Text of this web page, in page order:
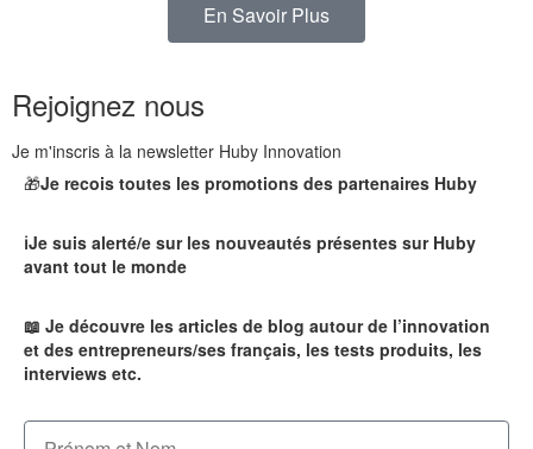
En Savoir Plus
Rejoignez nous
Je m'inscris à la newsletter Huby Innovation
🎁Je recois toutes les promotions des partenaires Huby
ℹ️Je suis alerté/e sur les nouveautés présentes sur Huby
avant tout le monde
📖 Je découvre les articles de blog autour de l’innovation
et des entrepreneurs/ses français, les tests produits, les
interviews etc.